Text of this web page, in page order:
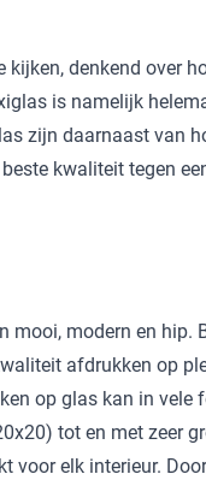
denkend over
is namelijk
zijn daarnaast van
kwaliteit tegen
mooi, modern en hip.
afdrukken op
op glas kan in vele
tot en met zeer
voor elk interieur.